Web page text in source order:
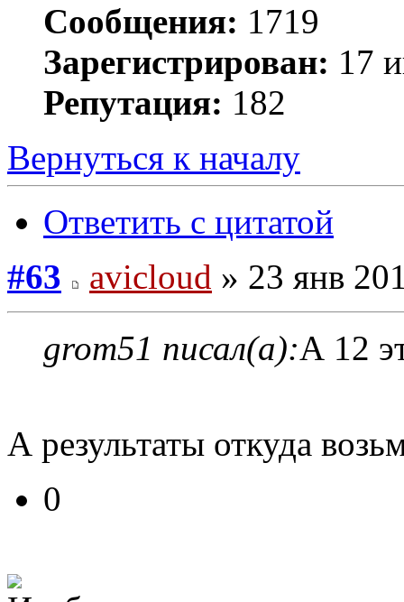
Сообщения: 1719
Зарегистрирован: 17
Репутация: 182
Вернуться к началу
Ответить с цитатой
#63
avicloud » 23 янв
grom51 писал(а):А 12
А результаты откуда
0